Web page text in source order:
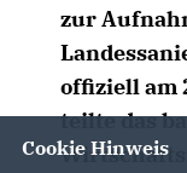
zur
offiziell am
teilte das
Cookie Hinweis